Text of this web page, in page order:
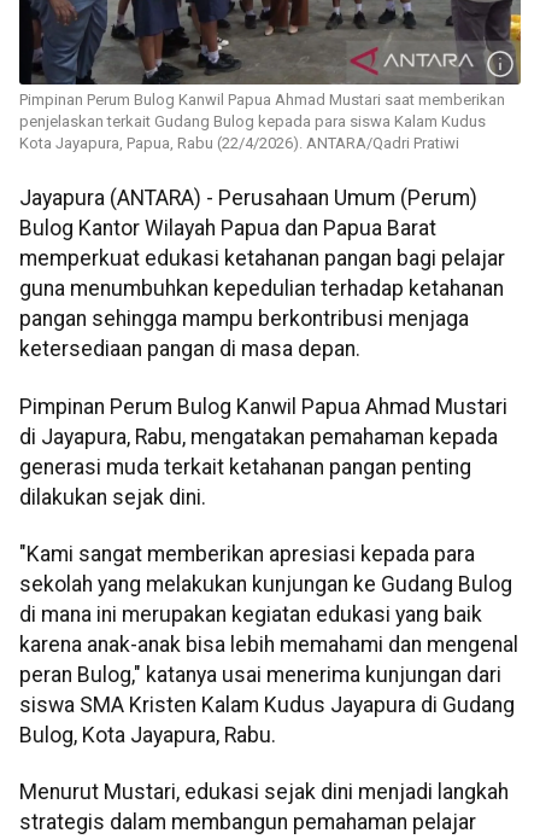
Pimpinan Perum Bulog Kanwil Papua Ahmad Mustari saat memberikan
penjelaskan terkait Gudang Bulog kepada para siswa Kalam Kudus
Kota Jayapura, Papua, Rabu (22/4/2026). ANTARA/Qadri Pratiwi
Jayapura (ANTARA) - Perusahaan Umum (Perum)
Bulog Kantor Wilayah Papua dan Papua Barat
memperkuat edukasi ketahanan pangan bagi pelajar
guna menumbuhkan kepedulian terhadap ketahanan
pangan sehingga mampu berkontribusi menjaga
ketersediaan pangan di masa depan.
Pimpinan Perum Bulog Kanwil Papua Ahmad Mustari
di Jayapura, Rabu, mengatakan pemahaman kepada
generasi muda terkait ketahanan pangan penting
dilakukan sejak dini.
"Kami sangat memberikan apresiasi kepada para
sekolah yang melakukan kunjungan ke Gudang Bulog
di mana ini merupakan kegiatan edukasi yang baik
karena anak-anak bisa lebih memahami dan mengenal
peran Bulog," katanya usai menerima kunjungan dari
siswa SMA Kristen Kalam Kudus Jayapura di Gudang
Bulog, Kota Jayapura, Rabu.
Menurut Mustari, edukasi sejak dini menjadi langkah
strategis dalam membangun pemahaman pelajar